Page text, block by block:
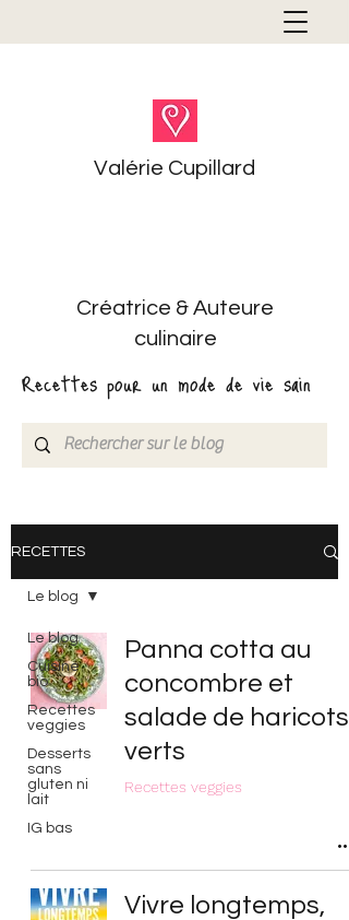
Valérie Cupillard
Créatrice & Auteure
culinaire
Recettes pour un mode de vie sain
RECETTES
Le blog
Cuisine
bio
Recettes
veggies
Desserts
sans
gluten ni
lait
IG bas
Le blog
Panna cotta au
concombre et
salade de haricots
verts
Recettes veggies
Vivre longtemps,